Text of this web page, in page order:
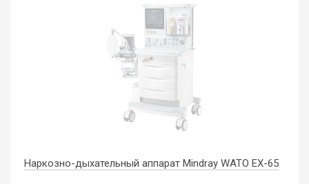
Наркозно-дыхательный аппарат Mindray WATO EX-65